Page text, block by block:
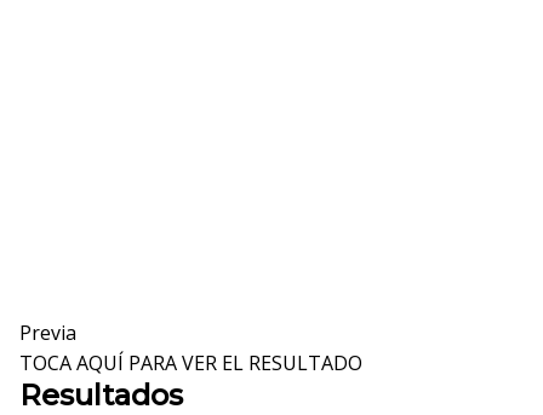
Previa
TOCA AQUÍ PARA VER EL RESULTADO
Resultados